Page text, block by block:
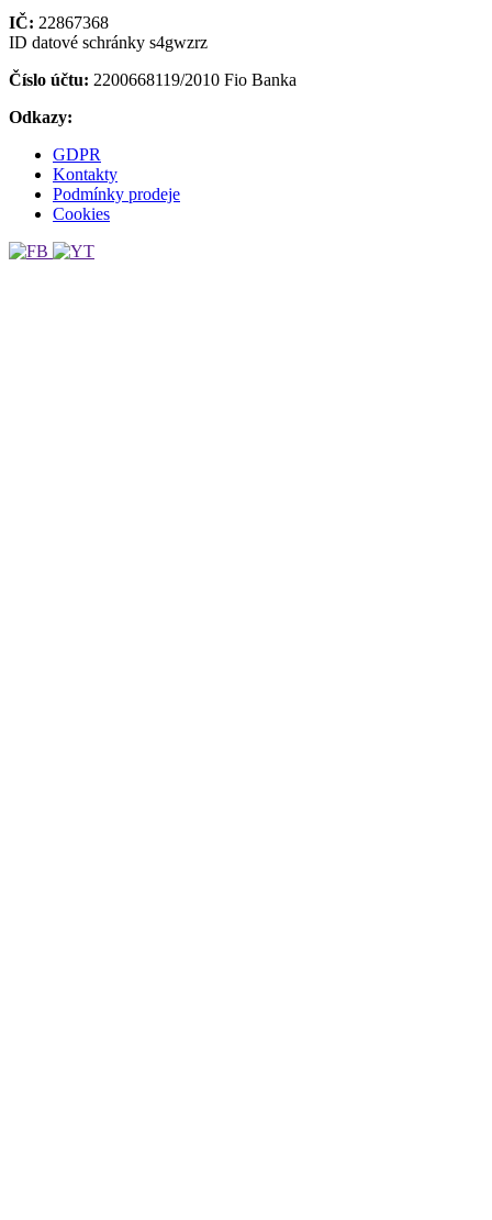
IČ: 22867368
ID datové schránky s4gwzrz
Číslo účtu: 2200668119/2010 Fio Banka
Odkazy:
GDPR
Kontakty
Podmínky prodeje
Cookies